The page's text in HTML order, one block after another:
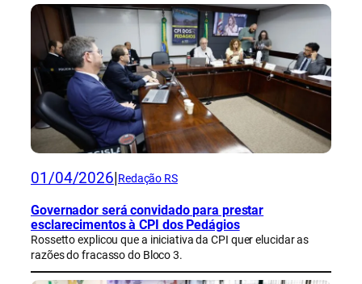
01/04/2026 Redação RS
Governador será convidado para prestar
esclarecimentos à CPI dos Pedágios
Rossetto explicou que a iniciativa da CPI quer elucidar as
razões do fracasso do Bloco 3.